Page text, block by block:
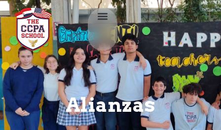
Alianzas